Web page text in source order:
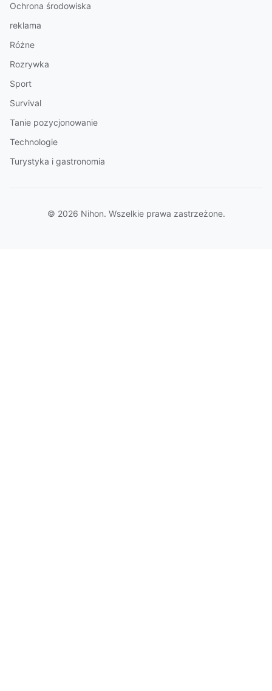
Ochrona środowiska
reklama
Różne
Rozrywka
Sport
Survival
Tanie pozycjonowanie
Technologie
Turystyka i gastronomia
© 2026 Nihon. Wszelkie prawa zastrzeżone.